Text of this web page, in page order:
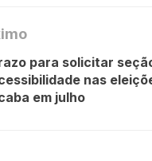
para solicitar
nas
em julho